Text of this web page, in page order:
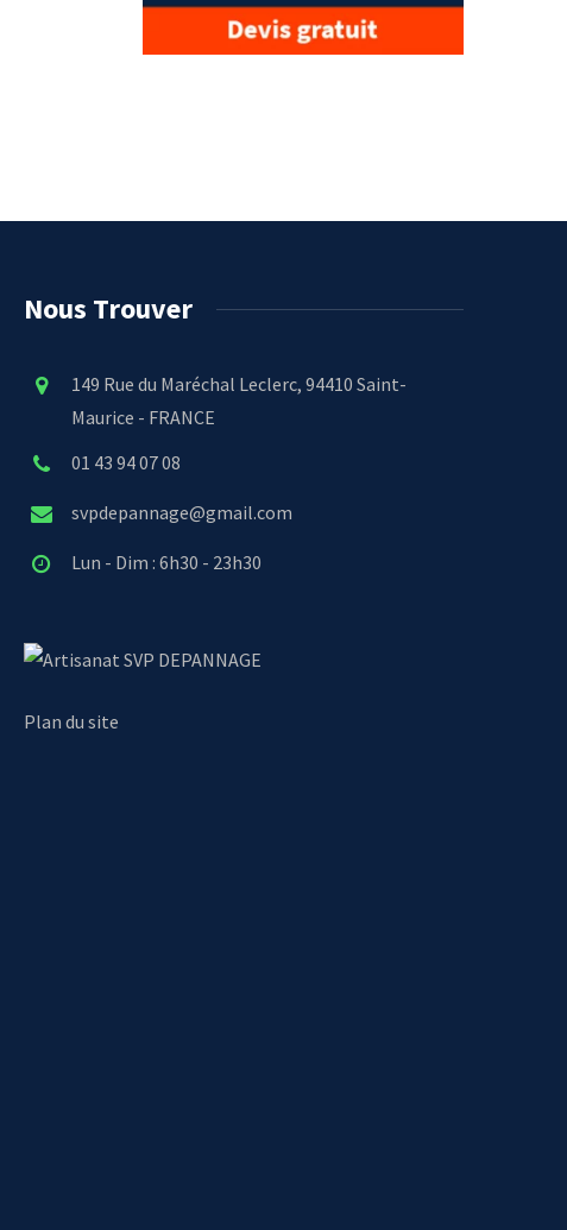
Nous Trouver
149 Rue du Maréchal Leclerc, 94410 Saint-
Maurice - FRANCE
01 43 94 07 08
svpdepannage@gmail.com
Lun - Dim : 6h30 - 23h30
SVP DEPANNAGE
Plan du site